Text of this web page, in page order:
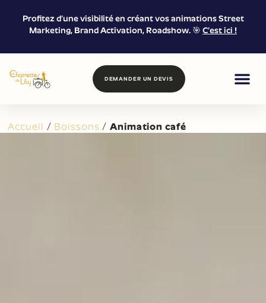
Profitez d’une visibilité en créant vos animations Street
Marketing, Brand Activation, Roadshow. 🎯 C’est ici !
DEMANDER UN DEVIS
Accueil / Boissons /Animation café